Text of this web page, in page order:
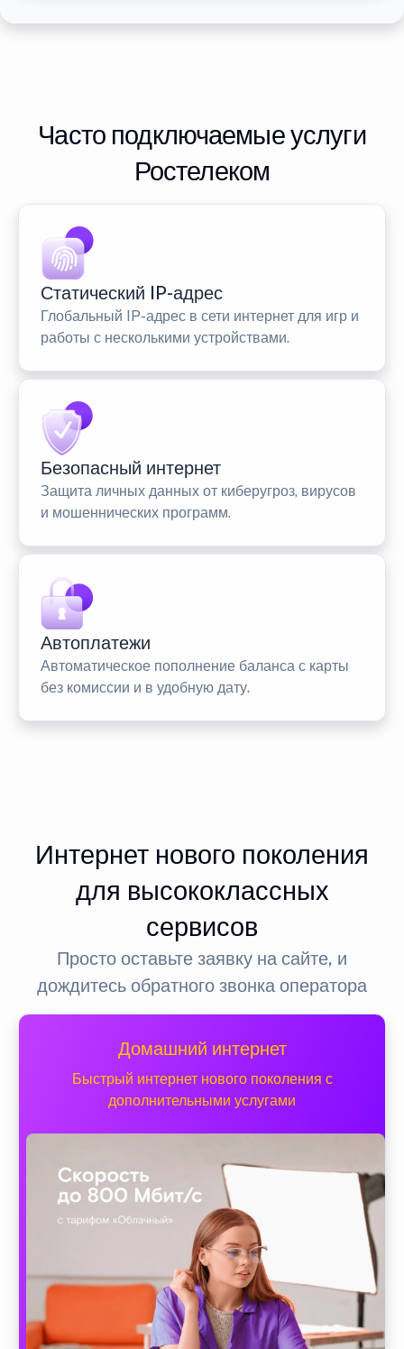
Часто подключаемые услуги
Ростелеком
Статический IP-адрес
Глобальный IP-адрес в сети интернет для игр и
работы с несколькими устройствами.
Безопасный интернет
Защита личных данных от киберугроз, вирусов
и мошеннических программ.
Автоплатежи
Автоматическое пополнение баланса с карты
без комиссии и в удобную дату.
Интернет нового поколения
для высококлассных
сервисов
Просто оставьте заявку на сайте, и
дождитесь обратного звонка оператора
Домашний интернет
Быстрый интернет нового поколения с
дополнительными услугами